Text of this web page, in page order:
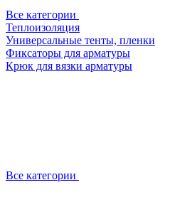
Все категории
Теплоизоляция
Универсальные тенты, пленки
Фиксаторы для арматуры
Крюк для вязки арматуры
Все категории